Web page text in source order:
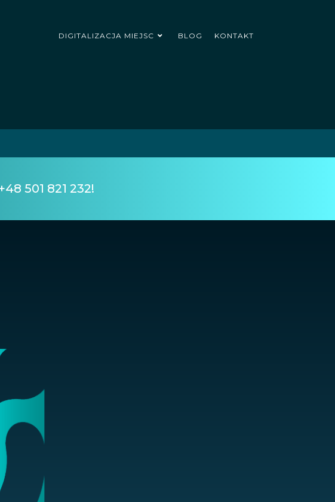
DIGITALIZACJA MIEJSC BLOG KONTAKT
501 821 232!